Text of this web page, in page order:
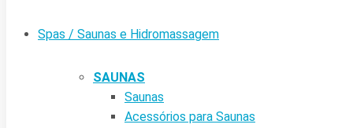
Spas / Saunas e Hidromassagem
SAUNAS
Saunas
Acessórios para Saunas